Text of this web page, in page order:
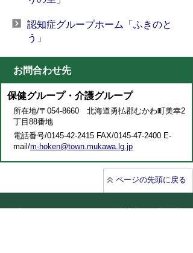
認知症グループホーム「ふきのと
う」
お問合わせ先
保健グループ・介護グループ
所在地/〒054-8660 北海道勇払郡むかわ町美幸2
丁目88番地
電話番号/0145-42-2415 FAX/0145-47-2400 E-
mail/m-hoken@town.mukawa.lg.jp
ページの先頭に戻る